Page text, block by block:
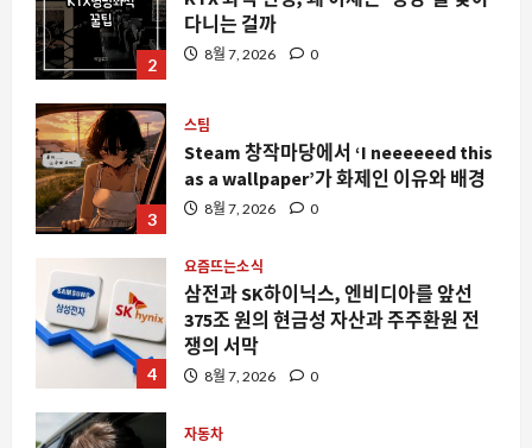
2
다니는 걸까
8월 7, 2026 0
3
스팀
Steam 창작마당에서 ‘I neeeeeed this
as a wallpaper’가 화제인 이유와 배경
8월 7, 2026 0
4
요즘뜨는소식
삼전과 SK하이닉스, 엔비디아를 앞선
375조 원의 현금성 자산과 주주환원 전
쟁의 서막
8월 7, 2026 0
자동차